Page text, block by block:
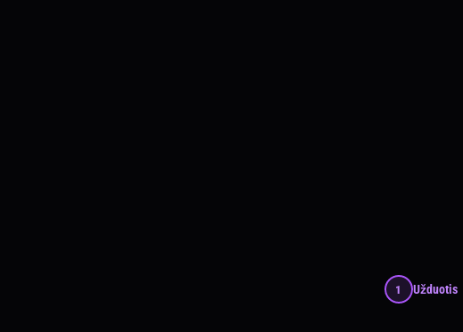
1 Užduotis